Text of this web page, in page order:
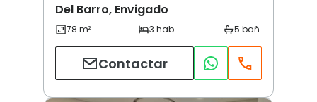
Del Barro, Envigado
Contactar